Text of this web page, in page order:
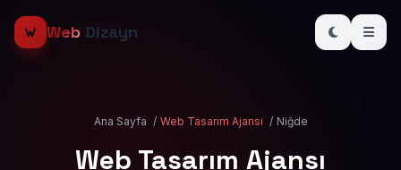
Web Dizayn
Ana Sayfa / Web Tasarım Ajansı / Niğde
Web Tasarım Ajansı